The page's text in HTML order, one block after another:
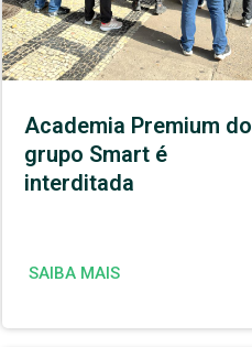
Academia Premium do
grupo Smart é
interditada
SAIBA MAIS